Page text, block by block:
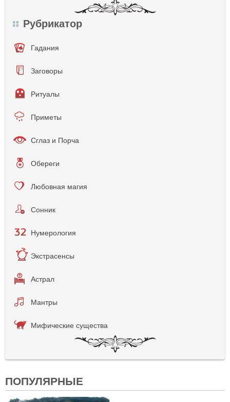
Рубрикатор
Гадания
Заговоры
Ритуалы
Приметы
Сглаз и Порча
Обереги
Любовная магия
Сонник
Нумерология
Экстрасенсы
Астрал
Мантры
Мифические существа
ПОПУЛЯРНЫЕ